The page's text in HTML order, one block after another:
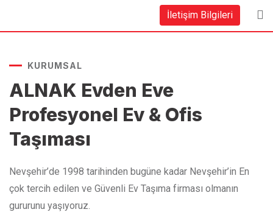
İletişim Bilgileri
KURUMSAL
ALNAK Evden Eve
Profesyonel Ev & Ofis
Taşıması
Nevşehir’de 1998 tarihinden bugüne kadar Nevşehir’in En
çok tercih edilen ve Güvenli Ev Taşıma firması olmanın
gururunu yaşıyoruz.